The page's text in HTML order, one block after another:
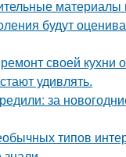
будут
своей кухни
удивлять.
за
типов